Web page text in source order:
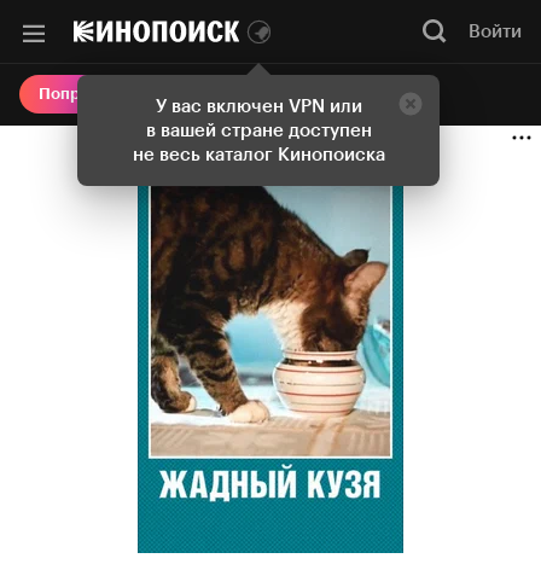
У вас включен VPN или
в вашей стране доступен
не весь каталог Кинопоиска
Войти
Попробовать Плюс Онлайн-кинотеатр